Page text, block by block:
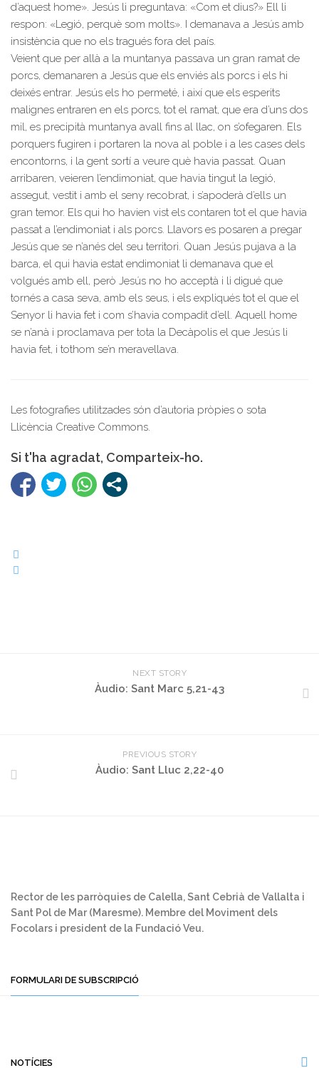
d’aquest home». Jesús li preguntava: «Com et dius?» Ell li
respon: «Legió, perquè som molts». I demanava a Jesús amb
insistència que no els tragués fora del país.
Veient que per allà a la muntanya passava un gran ramat de
porcs, demanaren a Jesús que els enviés als porcs i els hi
deixés entrar. Jesús els ho permeté, i així que els esperits
malignes entraren en els porcs, tot el ramat, que era d’uns dos
mil, es precipità muntanya avall fins al llac, on s’ofegaren. Els
porquers fugiren i portaren la nova al poble i a les cases dels
encontorns, i la gent sortí a veure què havia passat. Quan
arribaren, veieren l’endimoniat, que havia tingut la legió,
assegut, vestit i amb el seny recobrat, i s’apoderà d’ells un
gran temor. Els qui ho havien vist els contaren tot el que havia
passat a l’endimoniat i als porcs. Llavors es posaren a pregar
Jesús que se n’anés del seu territori. Quan Jesús pujava a la
barca, el qui havia estat endimoniat li demanava que el
volgués amb ell, però Jesús no ho acceptà i li digué que
tornés a casa seva, amb els seus, i els expliqués tot el que el
Senyor li havia fet i com s’havia compadit d’ell. Aquell home
se n’anà i proclamava per tota la Decàpolis el que Jesús li
havia fet, i tothom se’n meravellava.
Les fotografies utilitzades són d’autoria pròpies o sota
Llicència Creative Commons.
Si t'ha agradat, Comparteix-ho.
NEXT STORY
Àudio: Sant Marc 5,21-43
PREVIOUS STORY
Àudio: Sant Lluc 2,22-40
Rector de les parròquies de Calella, Sant Cebrià de Vallalta i
Sant Pol de Mar (Maresme). Membre del Moviment dels
Focolars i president de la Fundació Veu.
FORMULARI DE SUBSCRIPCIÓ
NOTÍCIES